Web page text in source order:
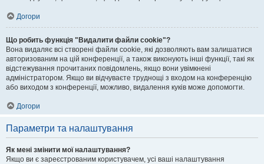
Догори
Що робить функція "Видалити файли cookie"?
Вона видаляє всі створені файли cookie, які дозволяють вам залишатися
авторизованим на цій конференції, а також виконують інші функції, такі як
відстежування прочитаних повідомлень, якщо вони увімкнені
адміністратором. Якщо ви відчуваєте труднощі з входом на конференцію
або виходом з конференції, можливо, видалення куків може допомогти.
Догори
Параметри та налаштування
Як мені змінити мої налаштування?
Якщо ви є зареєстрованим користувачем, усі ваші налаштування